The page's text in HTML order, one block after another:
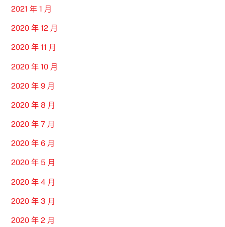
2021 年 1 月
2020 年 12 月
2020 年 11 月
2020 年 10 月
2020 年 9 月
2020 年 8 月
2020 年 7 月
2020 年 6 月
2020 年 5 月
2020 年 4 月
2020 年 3 月
2020 年 2 月